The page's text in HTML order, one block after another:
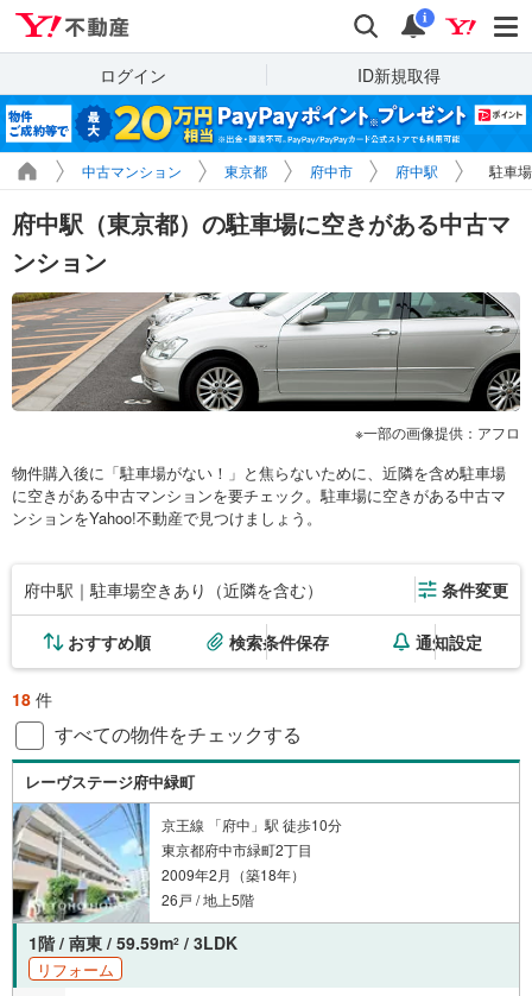
検索 通知
i
ログイン ID新規取得
中古マンション 東京都 府中市 府中駅 駐車
府中駅（東京都）の駐車場に空きがある中古マ
ンション
一部の画像提供：アフロ
物件購入後に「駐車場がない！」と焦らないために、近隣を含め駐車場
に空きがある中古マンションを要チェック。駐車場に空きがある中古マ
ンションをYahoo!不動産で見つけましょう。
府中駅｜駐車場空きあり（近隣を含む） 条件変更
おすすめ順 検索条件保存 通知設定
18 件
すべての物件をチェックする
レーヴステージ府中緑町
京王線 「府中」駅 徒歩10分
東京都府中市緑町2丁目
2009年2月（築18年）
26戸 / 地上5階
1階 / 南東 / 59.59m2 / 3LDK
リフォーム